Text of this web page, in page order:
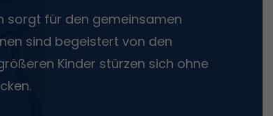
sorgt für den gemeinsamen
sind begeistert von den
Kinder stürzen sich ohne